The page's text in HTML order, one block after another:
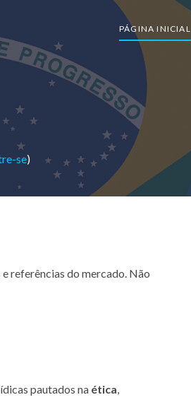
PÁGINA INICIAL
se)
referências do mercado. Não
pautados na ética,